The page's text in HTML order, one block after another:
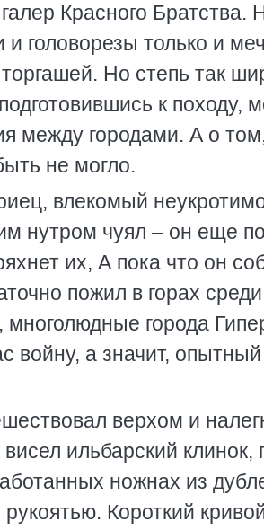
Красного Братства.
головорезы только и
Но степь так
к походу,
между городами. А о
не могло.
влекомый
нутром чуял – он еще
их, А пока что он
пожил в горах
многолюдные города
войну, а значит,
верхом и
ильбарский
ножнах из
Короткий